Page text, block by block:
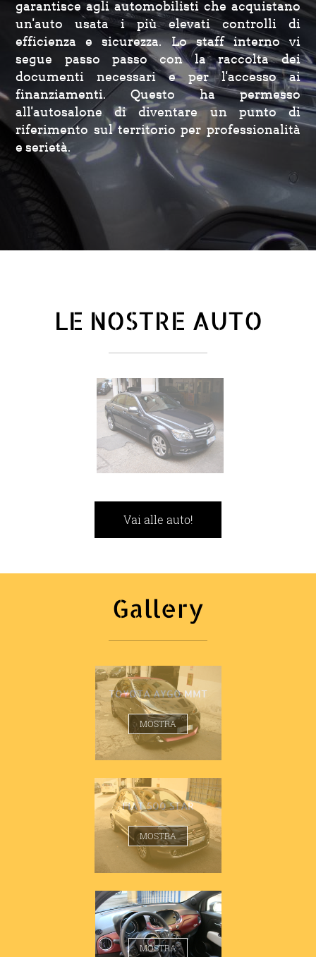
garantisce agli automobilisti che acquistano
un'auto usata i più elevati controlli di
efficienza e sicurezza. Lo staff interno vi
segue passo passo con la raccolta dei
documenti necessari e per l'accesso ai
finanziamenti. Questo ha permesso
all'autosalone di diventare un punto di
riferimento sul territorio per professionalità
e serietà.
LE NOSTRE AUTO
Vai alle auto!
Gallery
TOYOTA AYGO MMT
MOSTRA
FIAT 500 STAR
MOSTRA
FIAT 500 STAR
MOSTRA